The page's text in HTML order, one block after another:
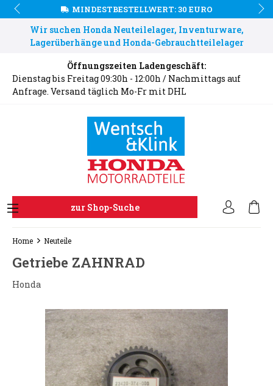
MINDESTBESTELLWERT: 30 EURO
Wir suchen Honda Neuteilelager, Inventurware,
Lagerüberhänge und Honda-Gebrauchtteilelager
Öffnungszeiten Ladengeschäft:
Dienstag bis Freitag 09:30h - 12:00h / Nachmittags auf
Anfrage. Versand täglich Mo-Fr mit DHL
zur Shop-Suche
Home Neuteile
Getriebe ZAHNRAD
Honda